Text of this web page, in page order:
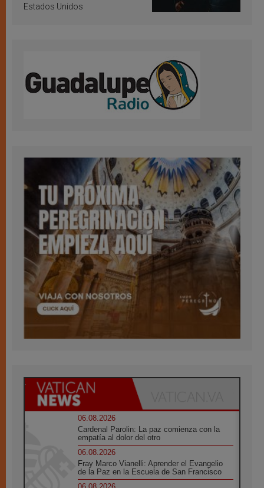
Estados Unidos
06.08.2026
Cardenal Parolin: La paz comienza con la
empatía al dolor del otro
06.08.2026
Fray Marco Vianelli: Aprender el Evangelio
de la Paz en la Escuela de San Francisco